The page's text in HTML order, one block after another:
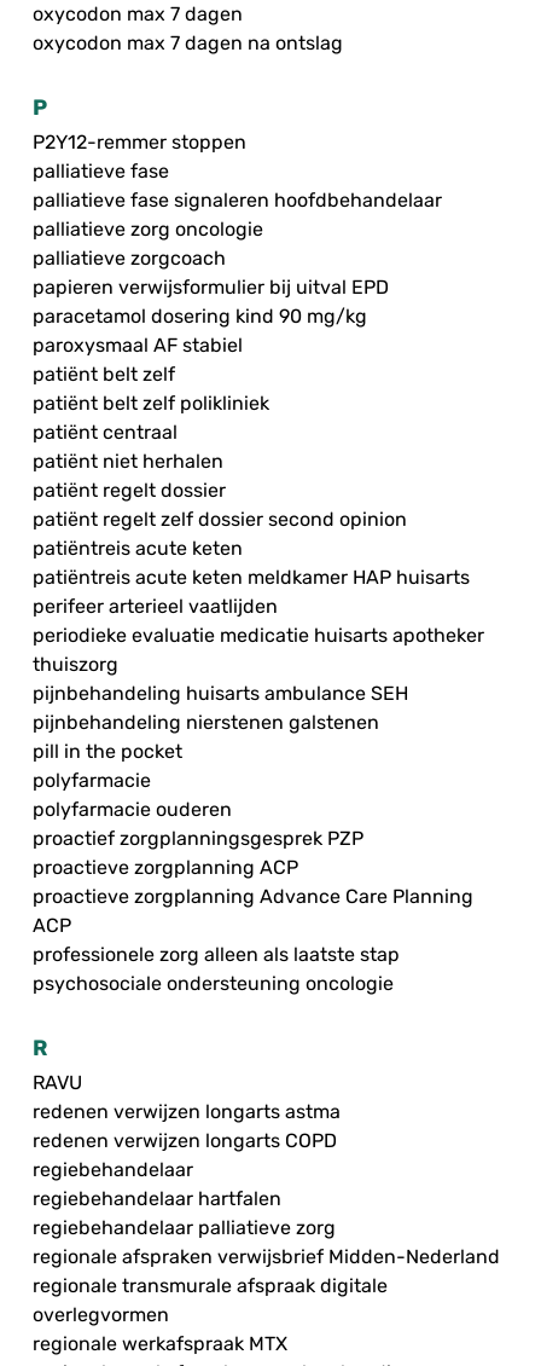
oxycodon max 7 dagen
oxycodon max 7 dagen na ontslag
P
P2Y12-remmer stoppen
palliatieve fase
palliatieve fase signaleren hoofdbehandelaar
palliatieve zorg oncologie
palliatieve zorgcoach
papieren verwijsformulier bij uitval EPD
paracetamol dosering kind 90 mg/kg
paroxysmaal AF stabiel
patiënt belt zelf
patiënt belt zelf polikliniek
patiënt centraal
patiënt niet herhalen
patiënt regelt dossier
patiënt regelt zelf dossier second opinion
patiëntreis acute keten
patiëntreis acute keten meldkamer HAP huisarts
perifeer arterieel vaatlijden
periodieke evaluatie medicatie huisarts apotheker
thuiszorg
pijnbehandeling huisarts ambulance SEH
pijnbehandeling nierstenen galstenen
pill in the pocket
polyfarmacie
polyfarmacie ouderen
proactief zorgplanningsgesprek PZP
proactieve zorgplanning ACP
proactieve zorgplanning Advance Care Planning
ACP
professionele zorg alleen als laatste stap
psychosociale ondersteuning oncologie
R
RAVU
redenen verwijzen longarts astma
redenen verwijzen longarts COPD
regiebehandelaar
regiebehandelaar hartfalen
regiebehandelaar palliatieve zorg
regionale afspraken verwijsbrief Midden-Nederland
regionale transmurale afspraak digitale
overlegvormen
regionale werkafspraak MTX